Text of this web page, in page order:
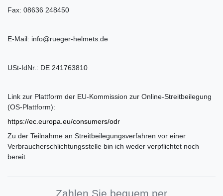
Fax: 08636 248450
E-Mail: info@rueger-helmets.de
USt-IdNr.: DE 241763810
Link zur Plattform der EU-Kommission zur Online-Streitbeilegung
(OS-Plattform):
https://ec.europa.eu/consumers/odr
Zu der Teilnahme an Streitbeilegungsverfahren vor einer
Verbraucherschlichtungsstelle bin ich weder verpflichtet noch
bereit
Zahlen Sie bequem per